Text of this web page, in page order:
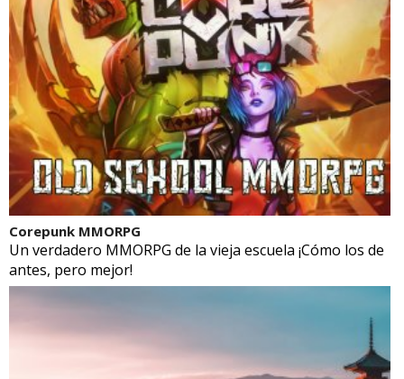
Corepunk MMORPG
Un verdadero MMORPG de la vieja escuela ¡Cómo los de
antes, pero mejor!